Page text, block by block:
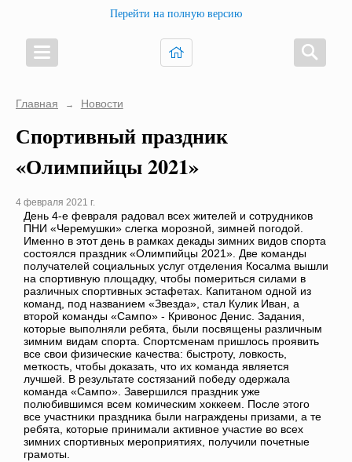
Перейти на полную версию
Главная → Новости
Спортивный праздник
«Олимпийцы 2021»
4 февраля 2021 г.
День 4-е февраля радовал всех жителей и сотрудников
ПНИ «Черемушки» слегка морозной, зимней погодой.
Именно в этот день в рамках декады зимних видов спорта
состоялся праздник «Олимпийцы 2021». Две команды
получателей социальных услуг отделения Косалма вышли
на спортивную площадку, чтобы помериться силами в
различных спортивных эстафетах. Капитаном одной из
команд, под названием «Звезда», стал Кулик Иван, а
второй команды «Сампо» - Кривонос Денис. Задания,
которые выполняли ребята, были посвящены различным
зимним видам спорта. Спортсменам пришлось проявить
все свои физические качества: быстроту, ловкость,
меткость, чтобы доказать, что их команда является
лучшей. В результате состязаний победу одержала
команда «Сампо». Завершился праздник уже
полюбившимся всем комическим хоккеем. После этого
все участники праздника были награждены призами, а те
ребята, которые принимали активное участие во всех
зимних спортивных мероприятиях, получили почетные
грамоты.